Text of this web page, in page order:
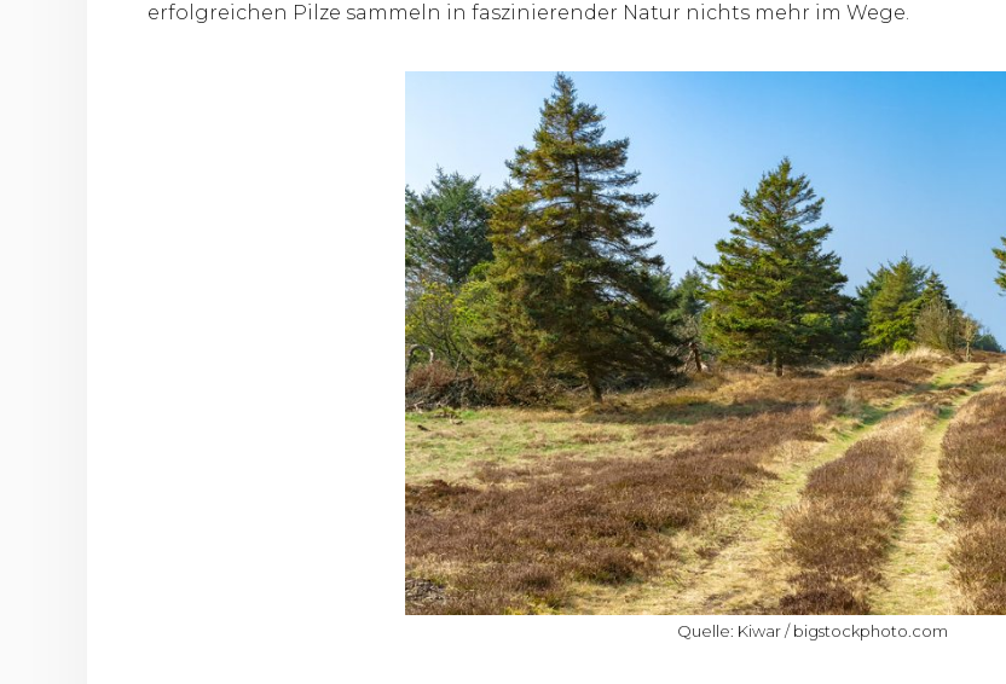
erfolgreichen Pilze sammeln in faszinierender Natur nichts mehr im Wege.
Quelle: Kiwar / bigstockphoto.com